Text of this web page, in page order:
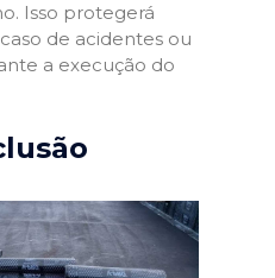
Isso protegerá
de acidentes ou
a execução do